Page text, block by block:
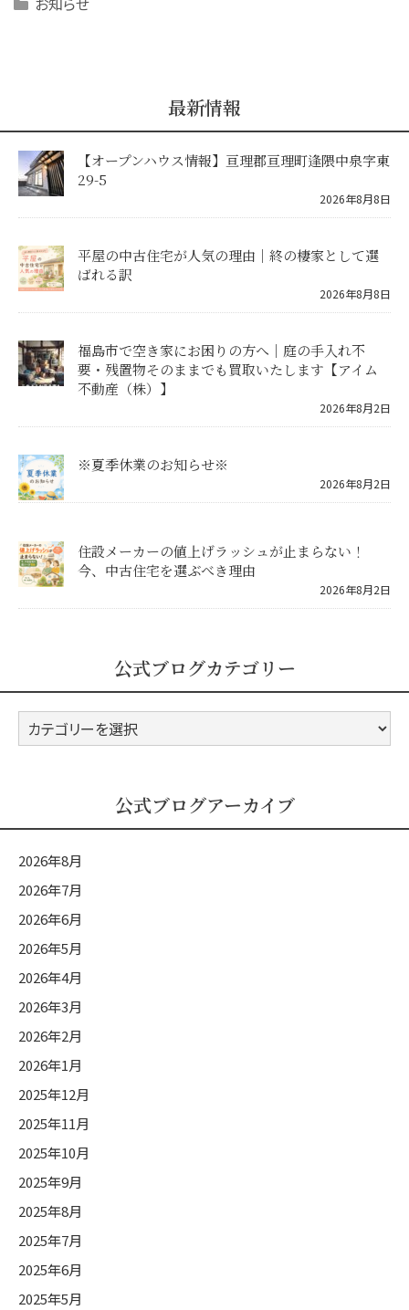
最新情報
【オープンハウス情報】亘理郡亘理町逢隈中泉字東
29-5
2026年8月8日
平屋の中古住宅が人気の理由｜終の棲家として選
ばれる訳
2026年8月8日
福島市で空き家にお困りの方へ｜庭の手入れ不
要・残置物そのままでも買取いたします【アイム
不動産（株）】
2026年8月2日
※夏季休業のお知らせ※
2026年8月2日
住設メーカーの値上げラッシュが止まらない！
今、中古住宅を選ぶべき理由
2026年8月2日
公式ブログカテゴリー
公
式
テ
ゴ
リ
ー
公式ブログアーカイブ
2026年8月
2026年7月
2026年6月
2026年5月
2026年4月
2026年3月
2026年2月
2026年1月
2025年12月
2025年11月
2025年10月
2025年9月
2025年8月
2025年7月
2025年6月
2025年5月